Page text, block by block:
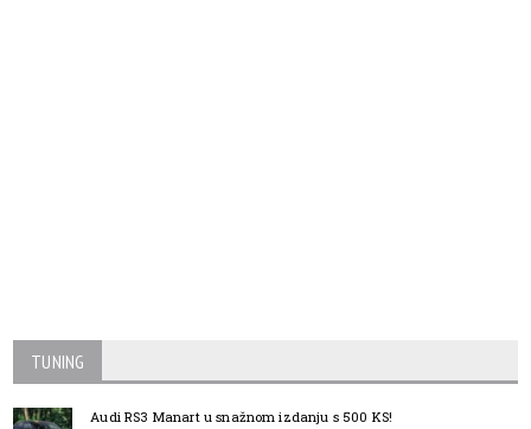
TUNING
Audi RS3 Manart u snažnom izdanju s 500 KS!